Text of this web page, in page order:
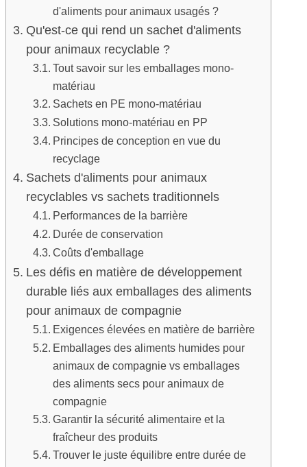
d'aliments pour animaux usagés ?
Qu'est-ce qui rend un sachet d'aliments
pour animaux recyclable ?
Tout savoir sur les emballages mono-
matériau
Sachets en PE mono-matériau
Solutions mono-matériau en PP
Principes de conception en vue du
recyclage
Sachets d'aliments pour animaux
recyclables vs sachets traditionnels
Performances de la barrière
Durée de conservation
Coûts d'emballage
Les défis en matière de développement
durable liés aux emballages des aliments
pour animaux de compagnie
Exigences élevées en matière de barrière
Emballages des aliments humides pour
animaux de compagnie vs emballages
des aliments secs pour animaux de
compagnie
Garantir la sécurité alimentaire et la
fraîcheur des produits
Trouver le juste équilibre entre durée de